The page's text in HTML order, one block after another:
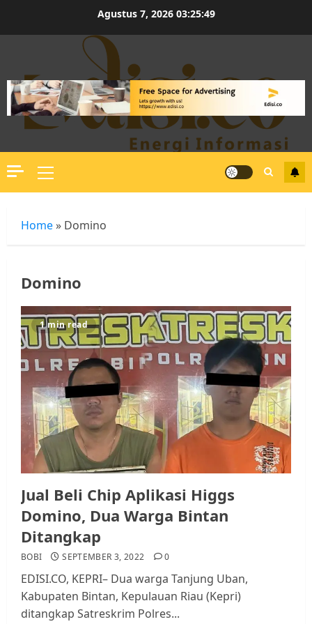
Agustus 7, 2026 03:25:49
Primary
Menu
Home » Domino
Domino
1 min read
Jual Beli Chip Aplikasi Higgs
Domino, Dua Warga Bintan
Ditangkap
BOBI SEPTEMBER 3, 2022 0
EDISI.CO, KEPRI– Dua warga Tanjung Uban,
Kabupaten Bintan, Kepulauan Riau (Kepri)
ditangkap Satreskrim Polres...
3
Datangi Pemko Batam, Warga
Rempang Protes Lahan Mereka
Diambil untuk Sekolah Rakyat
JULI 21, 2026 0
4
Warga Rempang Ajukan
Audiensi dengan Wali Kota
Batam, Soroti Aktivitas yang
Resahkan Warga
JULI 17, 2026
5
Tim Advokasi Desak BP Batam
Berhenti Merampas Tanah
Warga Rempang
JULI 15, 2026 0